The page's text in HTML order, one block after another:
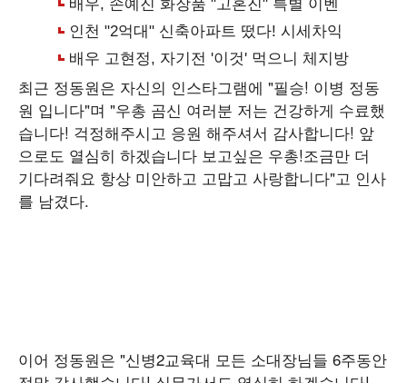
최근 정동원은 자신의 인스타그램에 "필승! 이병 정동
원 입니다"며 "우총 곰신 여러분 저는 건강하게 수료했
습니다! 걱정해주시고 응원 해주셔서 감사합니다! 앞
으로도 열심히 하겠습니다 보고싶은 우총!조금만 더
기다려줘요 항상 미안하고 고맙고 사랑합니다"고 인사
를 남겼다.
이어 정동원은 "신병2교육대 모든 소대장님들 6주동안